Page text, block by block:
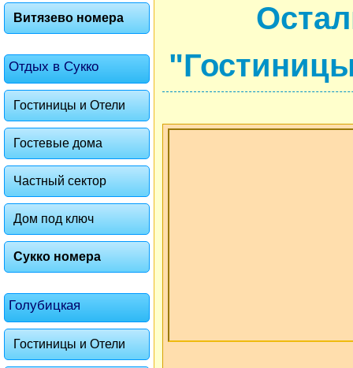
Витязево номера
Отдых в Сукко
Гостиницы и Отели
Гостевые дома
Частный сектор
Дом под ключ
Сукко номера
Голубицкая
Гостиницы и Отели